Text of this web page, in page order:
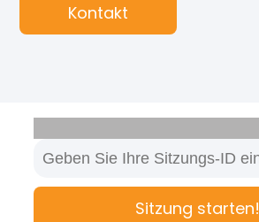
Kontakt
Sitzung starten!